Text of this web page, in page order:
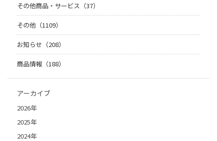
その他商品・サービス（37）
その他（1109）
お知らせ（208）
商品情報（188）
アーカイブ
2026年
2025年
2024年